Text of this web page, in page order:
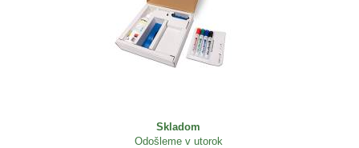
Skladom
Odošleme v utorok